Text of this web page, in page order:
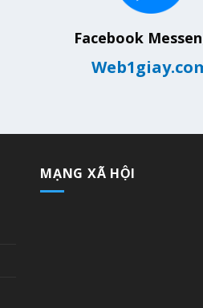
Facebook
MẠNG XÃ HỘI